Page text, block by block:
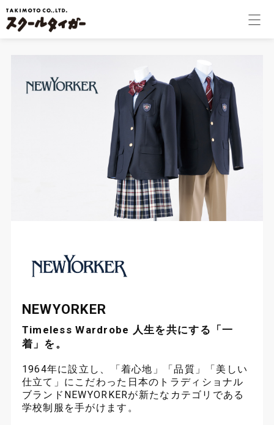
NEWYORKER
Timeless Wardrobe 人生を共にする「一
着」を。
1964年に設立し、「着心地」「品質」「美しい
仕立て」にこだわった日本のトラディショナル
ブランドNEWYORKERが新たなカテゴリである
学校制服を手がけます。
個人のお客様
サイトマップ